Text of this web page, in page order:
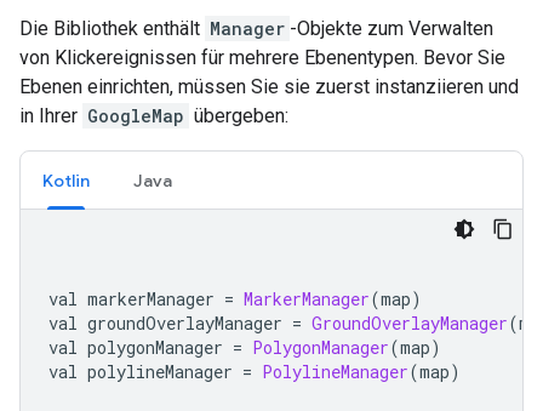
Die Bibliothek enthält Manager -Objekte zum Verwalten
von Klickereignissen für mehrere Ebenentypen. Bevor Sie
Ebenen einrichten, müssen Sie sie zuerst instanziieren und
in Ihrer GoogleMap übergeben:
Kotlin Java
val markerManager = MarkerManager(map)
val groundOverlayManager = GroundOverlayManager(
val polygonManager = PolygonManager(map)
val polylineManager = PolylineManager(map)